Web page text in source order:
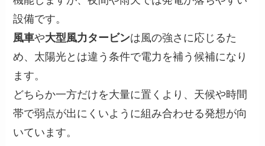
設備です。
風車や大型風力タービンは風の強さに応じるた
め、太陽光とは違う条件で電力を補う候補になり
ます。
どちらか一方だけを大量に置くより、天候や時間
帯で弱点が出にくいように組み合わせる発想が向
いています。